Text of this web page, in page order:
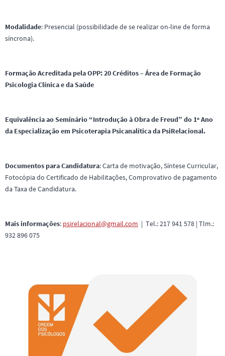
Modalidade: Presencial (possibilidade de se realizar on-line de forma
síncrona).
Formação Acreditada pela OPP:20 Créditos – Área de Formação
Psicologia Clínica e da Saúde
Equivalência ao Seminário “Introdução à Obra de Freud” do 1º Ano
da Especialização em Psicoterapia Psicanalítica da PsiRelacional.
Documentos para Candidatura: Carta de motivação, Síntese Curricular,
Fotocópia do Certificado de Habilitações, Comprovativo de pagamento
da Taxa de Candidatura.
Mais informações: psirelacional@gmail.com | Tel.: 217 941 578 | Tlm.:
932 896 075